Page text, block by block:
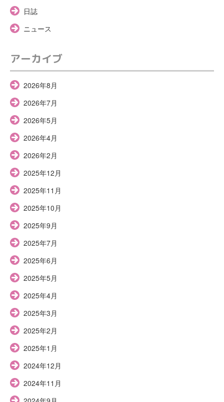
日誌
ニュース
アーカイブ
2026年8月
2026年7月
2026年5月
2026年4月
2026年2月
2025年12月
2025年11月
2025年10月
2025年9月
2025年7月
2025年6月
2025年5月
2025年4月
2025年3月
2025年2月
2025年1月
2024年12月
2024年11月